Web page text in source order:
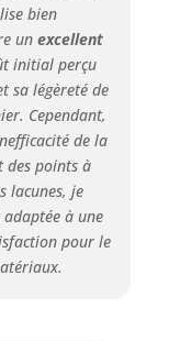
bien
un excellent
initial perçu
sa légèreté de
Cependant,
de la
des points à
lacunes, je
à une
pour le